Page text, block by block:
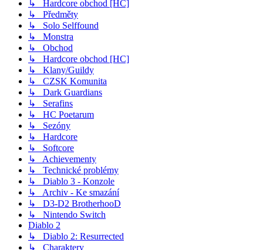
↳ Hardcore obchod [HC]
↳ Předměty
↳ Solo Selffound
↳ Monstra
↳ Obchod
↳ Hardcore obchod [HC]
↳ Klany/Guildy
↳ CZSK Komunita
↳ Dark Guardians
↳ Serafins
↳ HC Poetarum
↳ Sezóny
↳ Hardcore
↳ Softcore
↳ Achievementy
↳ Technické problémy
↳ Diablo 3 - Konzole
↳ Archiv - Ke smazání
↳ D3-D2 BrotherhooD
↳ Nintendo Switch
Diablo 2
↳ Diablo 2: Resurrected
↳ Charaktery